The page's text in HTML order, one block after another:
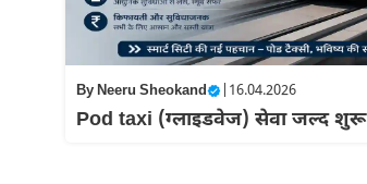
ByNeeru Sheokand | 16.04.2026
Pod taxi (ग्लाइडवेज) सेवा जल्द शुरू